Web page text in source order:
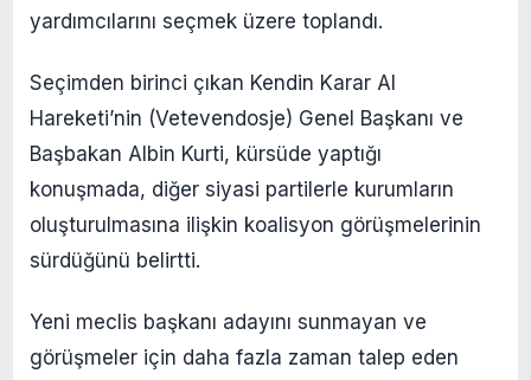
yardımcılarını seçmek üzere toplandı.
Seçimden birinci çıkan Kendin Karar Al
Hareketi’nin (Vetevendosje) Genel Başkanı ve
Başbakan Albin Kurti, kürsüde yaptığı
konuşmada, diğer siyasi partilerle kurumların
oluşturulmasına ilişkin koalisyon görüşmelerinin
sürdüğünü belirtti.
Yeni meclis başkanı adayını sunmayan ve
görüşmeler için daha fazla zaman talep eden